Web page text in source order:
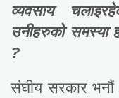
व्यवसाय
उनीहरुको समस्या
?
संघीय सरकार भनौं